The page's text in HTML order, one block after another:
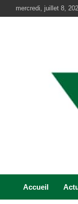
au
mercredi, juillet 8,
Accueil